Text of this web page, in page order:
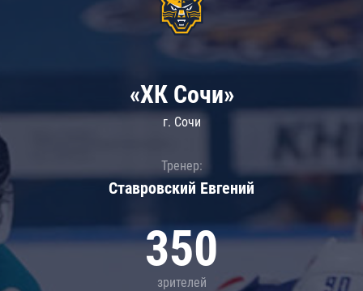
«ХК Сочи»
г. Сочи
Тренер:
Ставровский Евгений
350
зрителей